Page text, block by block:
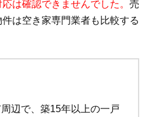
は確認できませんでした。 売
は空き家専門業者も比較する
辺で、築15年以上の一戸